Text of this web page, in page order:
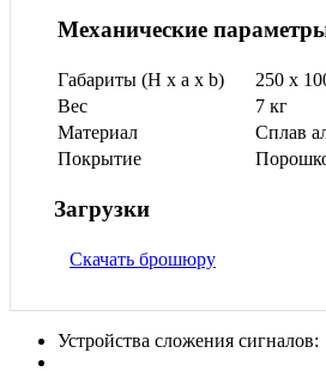
Механические
Габариты (H x a x b)
250 x
Вес
7 кг
Материал
Сплав
Покрытие
Загрузки
Скачать брошюру
Устройства сложения сигналов: